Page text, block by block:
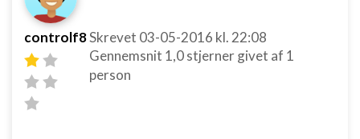
controlf8Skrevet 03-05-2016 kl. 22:08
Gennemsnit 1,0stjerner givet af 1
person